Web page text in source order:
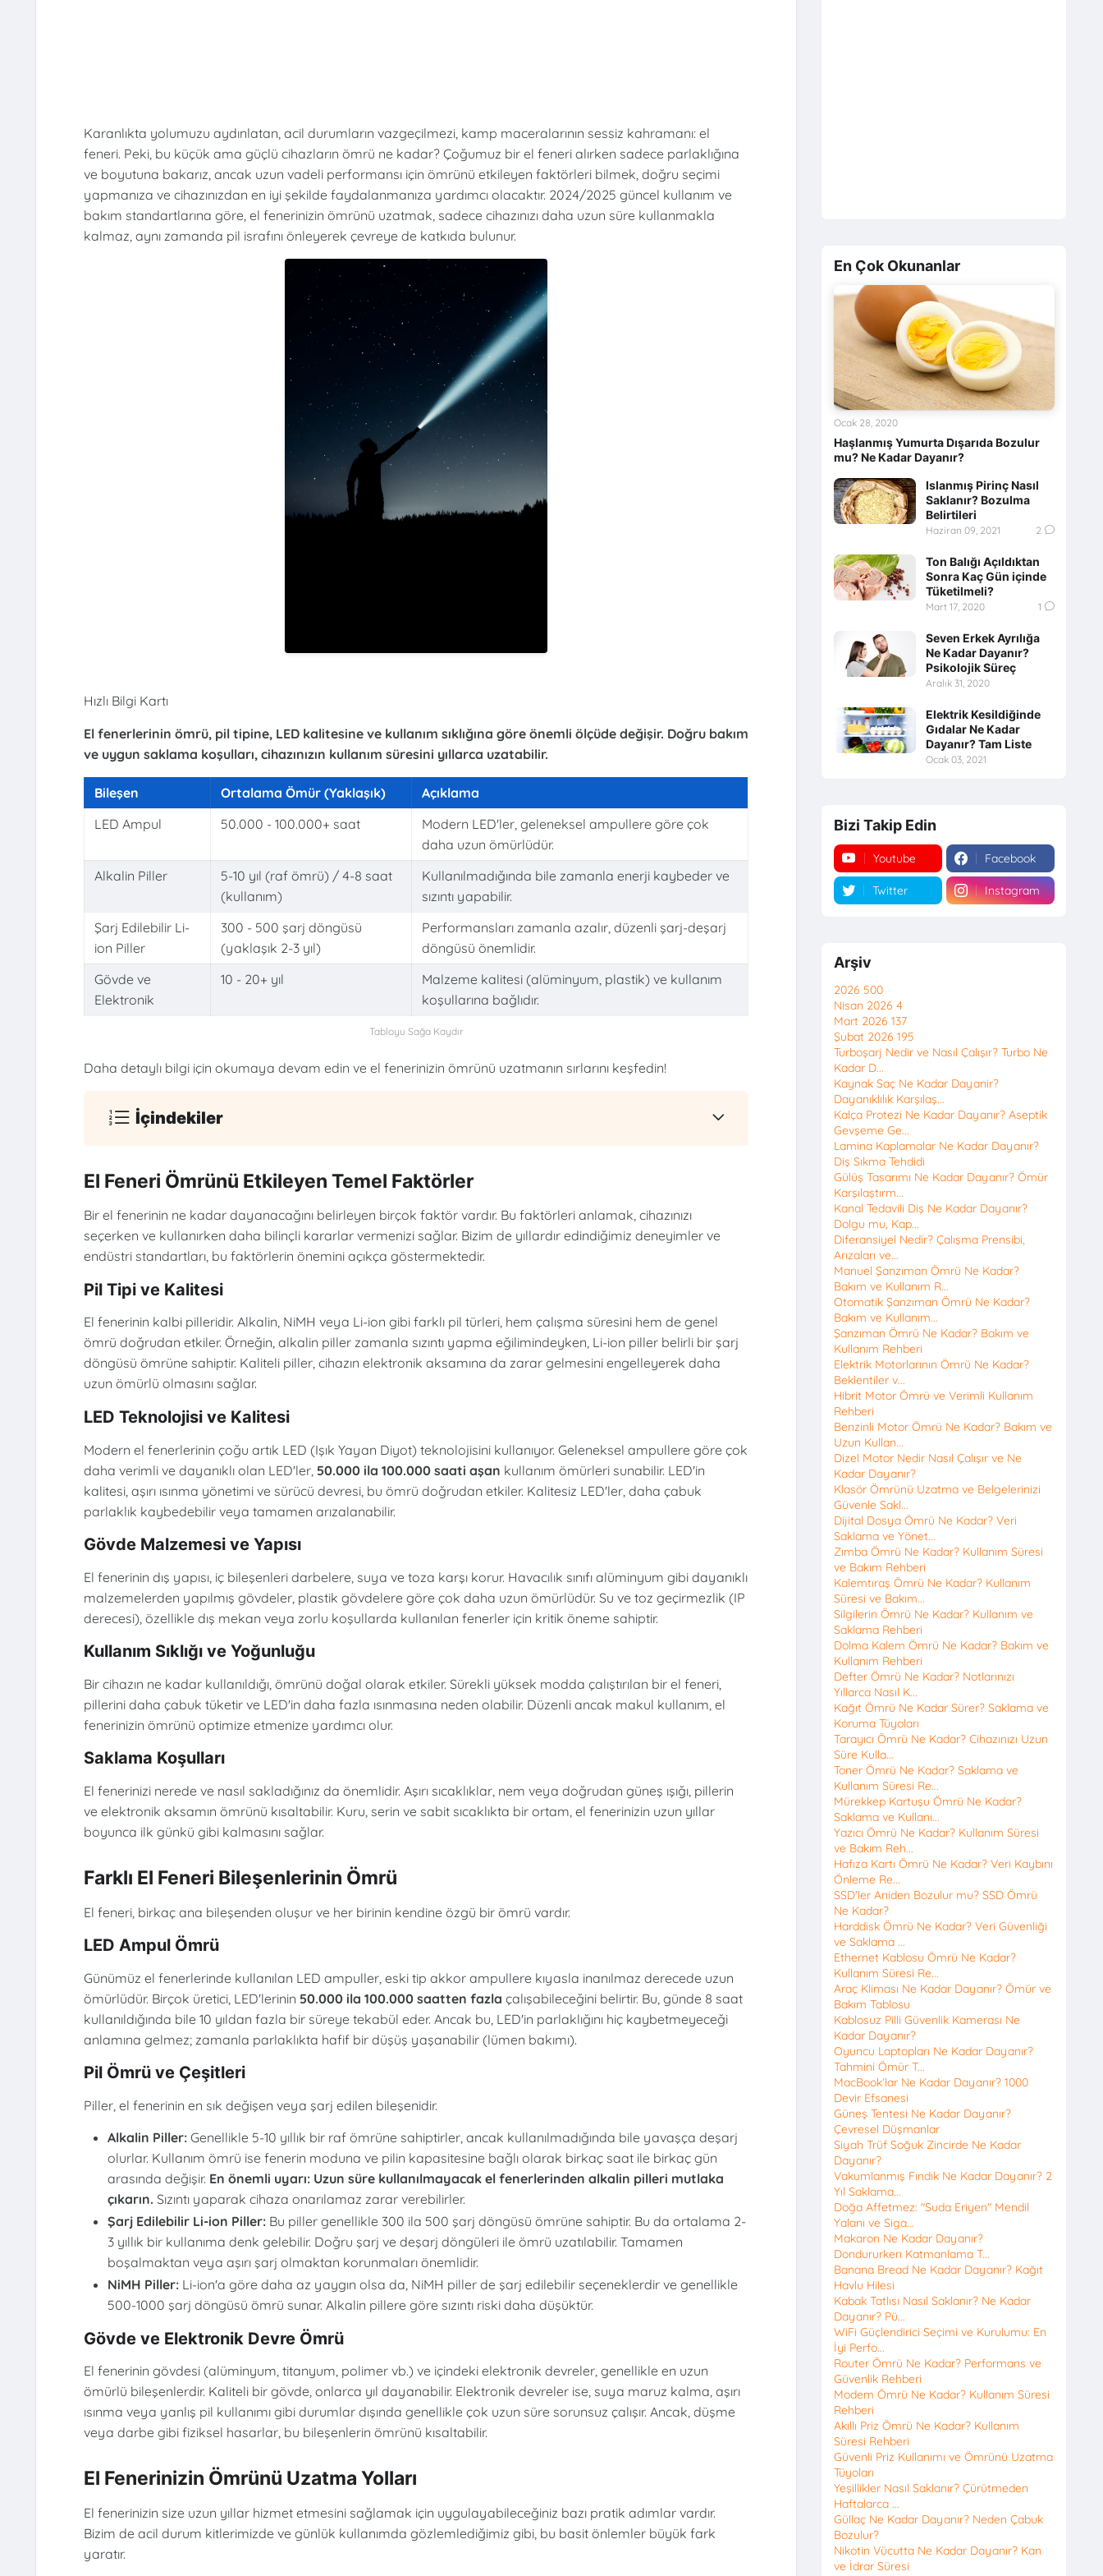
Karanlıkta yolumuzu aydınlatan, acil durumların vazgeçilmezi, kamp maceralarının sessiz kahramanı: el
feneri. Peki, bu küçük ama güçlü cihazların ömrü ne kadar? Çoğumuz bir el feneri alırken sadece parlaklığına
ve boyutuna bakarız, ancak uzun vadeli performansı için ömrünü etkileyen faktörleri bilmek, doğru seçimi
yapmanıza ve cihazınızdan en iyi şekilde faydalanmanıza yardımcı olacaktır. 2024/2025 güncel kullanım ve
bakım standartlarına göre, el fenerinizin ömrünü uzatmak, sadece cihazınızı daha uzun süre kullanmakla
kalmaz, aynı zamanda pil israfını önleyerek çevreye de katkıda bulunur.
Hızlı Bilgi Kartı
El fenerlerinin ömrü, pil tipine, LED kalitesine ve kullanım sıklığına göre önemli ölçüde değişir. Doğru bakım
ve uygun saklama koşulları, cihazınızın kullanım süresini yıllarca uzatabilir.
Bileşen Ortalama Ömür (Yaklaşık)
Açıklama
LED Ampul
50.000 - 100.000+ saat
Modern LED'ler, geleneksel ampullere göre çok
daha uzun ömürlüdür.
Alkalin Piller
5-10 yıl (raf ömrü) / 4-8 saat
(kullanım)
Kullanılmadığında bile zamanla enerji kaybeder ve
sızıntı yapabilir.
Şarj Edilebilir Li-
ion Piller
300 - 500 şarj döngüsü
(yaklaşık 2-3 yıl)
Performansları zamanla azalır, düzenli şarj-deşarj
döngüsü önemlidir.
Gövde ve
Elektronik
10 - 20+ yıl
Malzeme kalitesi (alüminyum, plastik) ve kullanım
koşullarına bağlıdır.
Daha detaylı bilgi için okumaya devam edin ve el fenerinizin ömrünü uzatmanın sırlarını keşfedin!
İçindekiler
El Feneri Ömrünü Etkileyen Temel Faktörler
Bir el fenerinin ne kadar dayanacağını belirleyen birçok faktör vardır. Bu faktörleri anlamak, cihazınızı
seçerken ve kullanırken daha bilinçli kararlar vermenizi sağlar. Bizim de yıllardır edindiğimiz deneyimler ve
endüstri standartları, bu faktörlerin önemini açıkça göstermektedir.
Pil Tipi ve Kalitesi
El fenerinin kalbi pilleridir. Alkalin, NiMH veya Li-ion gibi farklı pil türleri, hem çalışma süresini hem de genel
ömrü doğrudan etkiler. Örneğin, alkalin piller zamanla sızıntı yapma eğilimindeyken, Li-ion piller belirli bir şarj
döngüsü ömrüne sahiptir. Kaliteli piller, cihazın elektronik aksamına da zarar gelmesini engelleyerek daha
uzun ömürlü olmasını sağlar.
LED Teknolojisi ve Kalitesi
Modern el fenerlerinin çoğu artık LED (Işık Yayan Diyot) teknolojisini kullanıyor. Geleneksel ampullere göre çok
daha verimli ve dayanıklı olan LED'ler, 50.000 ila 100.000 saati aşan kullanım ömürleri sunabilir. LED'in
kalitesi, aşırı ısınma yönetimi ve sürücü devresi, bu ömrü doğrudan etkiler. Kalitesiz LED'ler, daha çabuk
parlaklık kaybedebilir veya tamamen arızalanabilir.
Gövde Malzemesi ve Yapısı
El fenerinin dış yapısı, iç bileşenleri darbelere, suya ve toza karşı korur. Havacılık sınıfı alüminyum gibi dayanıklı
malzemelerden yapılmış gövdeler, plastik gövdelere göre çok daha uzun ömürlüdür. Su ve toz geçirmezlik (IP
derecesi), özellikle dış mekan veya zorlu koşullarda kullanılan fenerler için kritik öneme sahiptir.
Kullanım Sıklığı ve Yoğunluğu
Bir cihazın ne kadar kullanıldığı, ömrünü doğal olarak etkiler. Sürekli yüksek modda çalıştırılan bir el feneri,
pillerini daha çabuk tüketir ve LED'in daha fazla ısınmasına neden olabilir. Düzenli ancak makul kullanım, el
fenerinizin ömrünü optimize etmenize yardımcı olur.
Saklama Koşulları
El fenerinizi nerede ve nasıl sakladığınız da önemlidir. Aşırı sıcaklıklar, nem veya doğrudan güneş ışığı, pillerin
ve elektronik aksamın ömrünü kısaltabilir. Kuru, serin ve sabit sıcaklıkta bir ortam, el fenerinizin uzun yıllar
boyunca ilk günkü gibi kalmasını sağlar.
Farklı El Feneri Bileşenlerinin Ömrü
El feneri, birkaç ana bileşenden oluşur ve her birinin kendine özgü bir ömrü vardır.
LED Ampul Ömrü
Günümüz el fenerlerinde kullanılan LED ampuller, eski tip akkor ampullere kıyasla inanılmaz derecede uzun
ömürlüdür. Birçok üretici, LED'lerinin 50.000 ila 100.000 saatten fazla çalışabileceğini belirtir. Bu, günde 8 saat
kullanıldığında bile 10 yıldan fazla bir süreye tekabül eder. Ancak bu, LED'in parlaklığını hiç kaybetmeyeceği
anlamına gelmez; zamanla parlaklıkta hafif bir düşüş yaşanabilir (lümen bakımı).
Pil Ömrü ve Çeşitleri
Piller, el fenerinin en sık değişen veya şarj edilen bileşenidir.
Alkalin Piller: Genellikle 5-10 yıllık bir raf ömrüne sahiptirler, ancak kullanılmadığında bile yavaşça deşarj
olurlar. Kullanım ömrü ise fenerin moduna ve pilin kapasitesine bağlı olarak birkaç saat ile birkaç gün
arasında değişir. En önemli uyarı: Uzun süre kullanılmayacak el fenerlerinden alkalin pilleri mutlaka
çıkarın. Sızıntı yaparak cihaza onarılamaz zarar verebilirler.
Şarj Edilebilir Li-ion Piller: Bu piller genellikle 300 ila 500 şarj döngüsü ömrüne sahiptir. Bu da ortalama 2-
3 yıllık bir kullanıma denk gelebilir. Doğru şarj ve deşarj döngüleri ile ömrü uzatılabilir. Tamamen
boşalmaktan veya aşırı şarj olmaktan korunmaları önemlidir.
NiMH Piller: Li-ion'a göre daha az yaygın olsa da, NiMH piller de şarj edilebilir seçeneklerdir ve genellikle
500-1000 şarj döngüsü ömrü sunar. Alkalin pillere göre sızıntı riski daha düşüktür.
Gövde ve Elektronik Devre Ömrü
El fenerinin gövdesi (alüminyum, titanyum, polimer vb.) ve içindeki elektronik devreler, genellikle en uzun
ömürlü bileşenlerdir. Kaliteli bir gövde, onlarca yıl dayanabilir. Elektronik devreler ise, suya maruz kalma, aşırı
ısınma veya yanlış pil kullanımı gibi durumlar dışında genellikle çok uzun süre sorunsuz çalışır. Ancak, düşme
veya darbe gibi fiziksel hasarlar, bu bileşenlerin ömrünü kısaltabilir.
El Fenerinizin Ömrünü Uzatma Yolları
El fenerinizin size uzun yıllar hizmet etmesini sağlamak için uygulayabileceğiniz bazı pratik adımlar vardır.
Bizim de acil durum kitlerimizde ve günlük kullanımda gözlemlediğimiz gibi, bu basit önlemler büyük fark
yaratır.
En Çok Okunanlar
Haşlanmış Yumurta Dışarıda Bozulur
mu? Ne Kadar Dayanır?
Ocak 28, 2020
Islanmış Pirinç Nasıl
Saklanır? Bozulma
Belirtileri
Haziran 09, 2021 2
Ton Balığı Açıldıktan
Sonra Kaç Gün içinde
Tüketilmeli?
Mart 17, 2020 1
Seven Erkek Ayrılığa
Ne Kadar Dayanır?
Psikolojik Süreç
Aralık 31, 2020
Elektrik Kesildiğinde
Gıdalar Ne Kadar
Dayanır? Tam Liste
Ocak 03, 2021
Bizi Takip Edin
Youtube Facebook
Twitter Instagram
Arşiv
2026 500
Nisan 2026 4
Mart 2026 137
Şubat 2026 195
Turboşarj Nedir ve Nasıl Çalışır? Turbo Ne
Kadar D...
Kaynak Saç Ne Kadar Dayanir?
Dayanıklılık Karşılaş...
Kalça Protezi Ne Kadar Dayanır? Aseptik
Gevşeme Ge...
Lamina Kaplamalar Ne Kadar Dayanır?
Diş Sıkma Tehdidi
Gülüş Tasarımı Ne Kadar Dayanır? Ömür
Karşılaştırm...
Kanal Tedavili Diş Ne Kadar Dayanır?
Dolgu mu, Kap...
Diferansiyel Nedir? Çalışma Prensibi,
Arızaları ve...
Manuel Şanzıman Ömrü Ne Kadar?
Bakım ve Kullanım R...
Otomatik Şanzıman Ömrü Ne Kadar?
Bakım ve Kullanım...
Şanzıman Ömrü Ne Kadar? Bakım ve
Kullanım Rehberi
Elektrik Motorlarının Ömrü Ne Kadar?
Beklentiler v...
Hibrit Motor Ömrü ve Verimli Kullanım
Rehberi
Benzinli Motor Ömrü Ne Kadar? Bakım ve
Uzun Kullan...
Dizel Motor Nedir Nasıl Çalışır ve Ne
Kadar Dayanır?
Klasör Ömrünü Uzatma ve Belgelerinizi
Güvenle Sakl...
Dijital Dosya Ömrü Ne Kadar? Veri
Saklama ve Yönet...
Zımba Ömrü Ne Kadar? Kullanım Süresi
ve Bakım Rehberi
Kalemtıraş Ömrü Ne Kadar? Kullanım
Süresi ve Bakım...
Silgilerin Ömrü Ne Kadar? Kullanım ve
Saklama Rehberi
Dolma Kalem Ömrü Ne Kadar? Bakım ve
Kullanım Rehberi
Defter Ömrü Ne Kadar? Notlarınızı
Yıllarca Nasıl K...
Kağıt Ömrü Ne Kadar Sürer? Saklama ve
Koruma Tüyoları
Tarayıcı Ömrü Ne Kadar? Cihazınızı Uzun
Süre Kulla...
Toner Ömrü Ne Kadar? Saklama ve
Kullanım Süresi Re...
Mürekkep Kartuşu Ömrü Ne Kadar?
Saklama ve Kullanı...
Yazıcı Ömrü Ne Kadar? Kullanım Süresi
ve Bakım Reh...
Hafıza Kartı Ömrü Ne Kadar? Veri Kaybını
Önleme Re...
SSD'ler Aniden Bozulur mu? SSD Ömrü
Ne Kadar?
Harddisk Ömrü Ne Kadar? Veri Güvenliği
ve Saklama ...
Ethernet Kablosu Ömrü Ne Kadar?
Kullanım Süresi Re...
Araç Kliması Ne Kadar Dayanır? Ömür ve
Bakım Tablosu
Kablosuz Pilli Güvenlik Kamerası Ne
Kadar Dayanır?
Oyuncu Laptopları Ne Kadar Dayanır?
Tahmini Ömür T...
MacBook’lar Ne Kadar Dayanır? 1000
Devir Efsanesi
Güneş Tentesi Ne Kadar Dayanır?
Çevresel Düşmanlar
Siyah Trüf Soğuk Zincirde Ne Kadar
Dayanır?
Vakumlanmış Fındık Ne Kadar Dayanır? 2
Yıl Saklama...
Doğa Affetmez: "Suda Eriyen" Mendil
Yalanı ve Siga...
Makaron Ne Kadar Dayanır?
Dondururken Katmanlama T...
Banana Bread Ne Kadar Dayanır? Kağıt
Havlu Hilesi
Kabak Tatlısı Nasıl Saklanır? Ne Kadar
Dayanır? Pü...
WiFi Güçlendirici Seçimi ve Kurulumu: En
İyi Perfo...
Router Ömrü Ne Kadar? Performans ve
Güvenlik Rehberi
Modem Ömrü Ne Kadar? Kullanım Süresi
Rehberi
Akıllı Priz Ömrü Ne Kadar? Kullanım
Süresi Rehberi
Güvenli Priz Kullanımı ve Ömrünü Uzatma
Tüyoları
Yeşillikler Nasıl Saklanır? Çürütmeden
Haftalarca ...
Güllaç Ne Kadar Dayanır? Neden Çabuk
Bozulur?
Nikotin Vücutta Ne Kadar Dayanır? Kan
ve İdrar Süresi